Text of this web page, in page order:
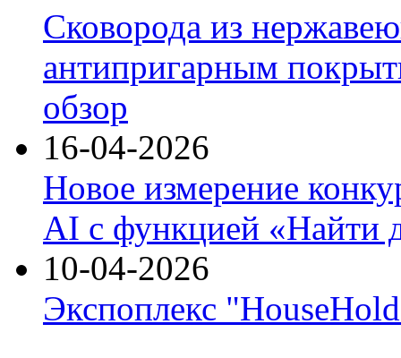
Сковорода из
антипригарным
обзор
16-04-2026
Новое измерение
AI с функцией «Найти
10-04-2026
Экспоплекс